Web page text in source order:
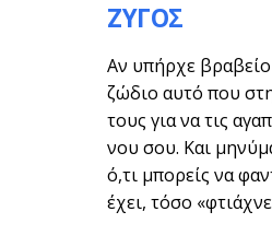
ΖΥΓΟΣ
Αν υπήρχε βραβείο
ζώδιο αυτό που
τους για να τις
νου σου. Και
ό,τι μπορείς να
έχει, τόσο